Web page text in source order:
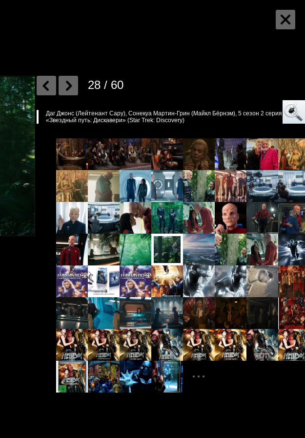
28 / 60
Даг Джонс (Лейтенант Сару), Сонекуа Мартин-Грин (Майкл Бёрнэм), 5 сезон 2 серия,
«Звездный путь: Дискавери» (Star Trek: Discovery)